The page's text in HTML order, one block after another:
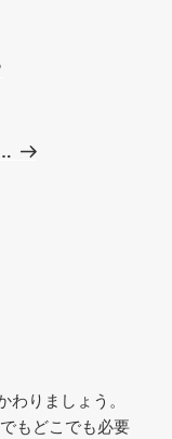
わりましょう。
もどこでも必要